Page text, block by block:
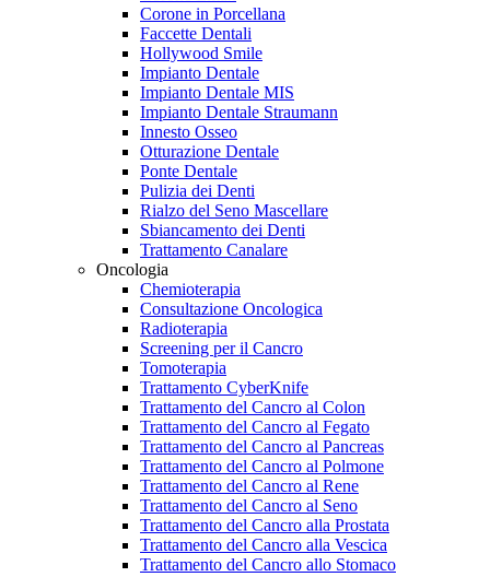
Corone in Porcellana
Faccette Dentali
Hollywood Smile
Impianto Dentale
Impianto Dentale MIS
Impianto Dentale Straumann
Innesto Osseo
Otturazione Dentale
Ponte Dentale
Pulizia dei Denti
Rialzo del Seno Mascellare
Sbiancamento dei Denti
Trattamento Canalare
Oncologia
Chemioterapia
Consultazione Oncologica
Radioterapia
Screening per il Cancro
Tomoterapia
Trattamento CyberKnife
Trattamento del Cancro al Colon
Trattamento del Cancro al Fegato
Trattamento del Cancro al Pancreas
Trattamento del Cancro al Polmone
Trattamento del Cancro al Rene
Trattamento del Cancro al Seno
Trattamento del Cancro alla Prostata
Trattamento del Cancro alla Vescica
Trattamento del Cancro allo Stomaco